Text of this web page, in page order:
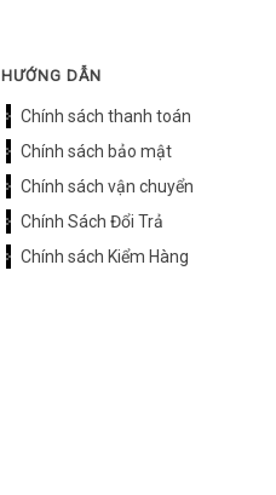
HƯỚNG DẪN
Chính sách thanh toán
Chính sách bảo mật
Chính sách vận chuyển
Chính Sách Đổi Trả
Chính sách Kiểm Hàng